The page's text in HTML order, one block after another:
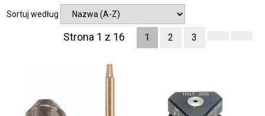
Sortuj według
Strona 1 z 16 1 2 3